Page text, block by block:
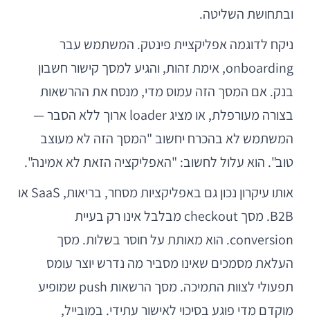
ובתחושת השליטה.
ניקח לדוגמה אפליקציית פינטק. המשתמש עבר
onboarding, אימת זהות, והגיע למסך קישור חשבון
בנק. אם המסך הזה עמוס מדי, מנסח את ההרשאות
בצורה מעורפלת, או מציג loader ארוך ללא הסבר —
המשתמש לא בהכרח יחשוב "המסך הזה לא מעוצב
טוב". הוא עלול לחשוב: "האפליקציה הזאת לא אמינה".
אותו עיקרון נכון גם באפליקציות מסחר, בריאות, SaaS או
B2B. מסך checkout מבלבל אינו רק בעיית
conversion. הוא מאותת על חוסר בשלות. מסך
העלאת מסמכים שאינו מסביר מה נדרש יוצר עומס
תפעולי לצוות התמיכה. מסך הרשאות push שמופיע
מוקדם מדי פוגע בסיכוי לאישור עתידי. במובייל,